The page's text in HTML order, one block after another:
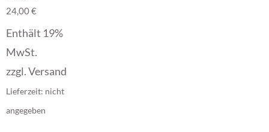
von 5
24,00€
Enthält 19%
MwSt.
zzgl.Versand
Lieferzeit: nicht
angegeben